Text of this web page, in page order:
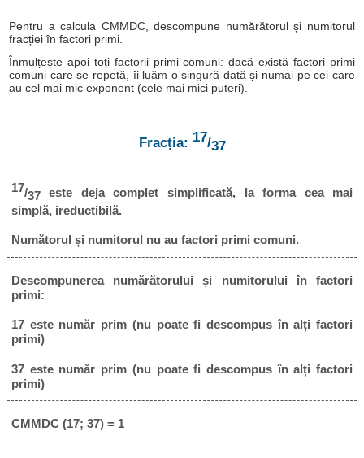
Pentru a calcula CMMDC, descompune numărătorul și numitorul
fracției în factori primi.
Înmulțește apoi toți factorii primi comuni: dacă există factori primi
comuni care se repetă, îi luăm o singură dată și numai pe cei care
au cel mai mic exponent (cele mai mici puteri).
Fracția: 17/37
17/37este deja complet simplificată, la forma cea mai
simplă, ireductibilă.
Numătorul și numitorul nu au factori primi comuni.
Descompunerea numărătorului și numitorului în factori
primi:
17 este număr prim (nu poate fi descompus în alți factori
primi)
37 este număr prim (nu poate fi descompus în alți factori
primi)
CMMDC (17; 37) = 1